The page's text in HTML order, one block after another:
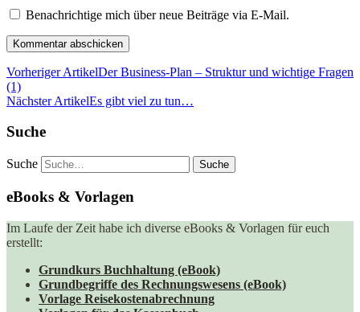
Benachrichtige mich über neue Beiträge via E-Mail.
Vorheriger ArtikelDer Business-Plan – Struktur und wichtige Fragen
(1)
Nächster ArtikelEs gibt viel zu tun…
Suche
Suche
eBooks & Vorlagen
Im Laufe der Zeit habe ich diverse eBooks & Vorlagen für euch
erstellt:
Grundkurs Buchhaltung (eBook)
Grundbegriffe des Rechnungswesens (eBook)
Vorlage Reisekostenabrechnung